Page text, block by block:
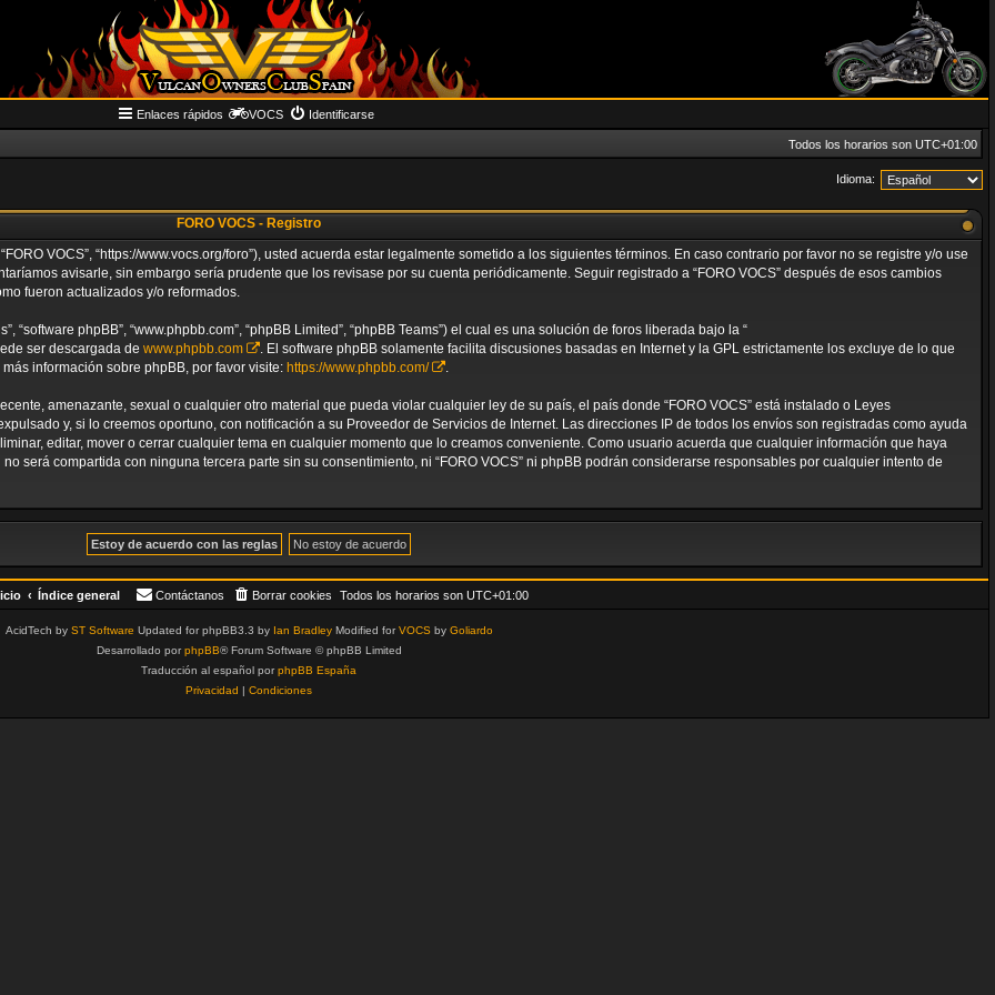
Enlaces rápidos VOCS Identificarse
Todos los horarios son UTC+01:00
Idioma:
FORO VOCS - Registro
VOCS”, “https://www.vocs.org/foro”), usted acuerda estar legalmente sometido a los siguientes términos. En caso contrario por favor no se registre y/o use
avisarle, sin embargo sería prudente que los revisase por su cuenta periódicamente. Seguir registrado a “FORO VOCS” después de esos cambios
fueron actualizados y/o reformados.
phpBB”, “www.phpbb.com”, “phpBB Limited”, “phpBB Teams”) el cual es una solución de foros liberada bajo la “
ser descargada de www.phpbb.com
. El software phpBB solamente facilita discusiones basadas en Internet y la GPL estrictamente los excluye de lo que
información sobre phpBB, por favor visite: https://www.phpbb.com/ .
amenazante, sexual o cualquier otro material que pueda violar cualquier ley de su país, el país donde “FORO VOCS” está instalado o Leyes
y, si lo creemos oportuno, con notificación a su Proveedor de Servicios de Internet. Las direcciones IP de todos los envíos son registradas como ayuda
editar, mover o cerrar cualquier tema en cualquier momento que lo creamos conveniente. Como usuario acuerda que cualquier información que haya
será compartida con ninguna tercera parte sin su consentimiento, ni “FORO VOCS” ni phpBB podrán considerarse responsables por cualquier intento de
Índice general Todos los horarios son UTC+01:00
Borrar cookies
Contáctanos
AcidTech by ST Software Updated for phpBB3.3 by Ian BradleyModified forVOCSby Goliardo
Desarrollado porphpBB® Forum Software © phpBB Limited
Traducción al español porphpBB España
Privacidad | Condiciones